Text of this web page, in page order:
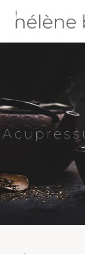
Panneau de